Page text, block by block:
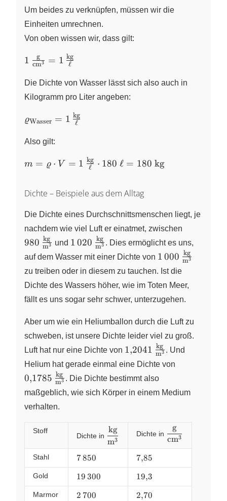
Um beides zu verknüpfen, müssen wir die
Einheiten umrechnen.
Von oben wissen wir, dass gilt:
1\,\frac{\text{g}}
{\text{cm}^3}=1\,\frac{\text{kg}}
{\ell}
1 cm3
g = 1 ℓ
kg
Die Dichte von Wasser lässt sich also auch in
Kilogramm pro Liter angeben:
\varrho_\text{Wasser}=1\,\frac{\text{kg}}
ϱWasser = 1 ℓ
kg
Also gilt:
m=\varrho \cdot V
{\ell} \cdot
180~\ell =
180~\text{kg}
m = ϱ ⋅ V = 1 ℓ
kg ⋅ 180 ℓ = 180 kg
Dichte – Beispiele aus dem Alltag
Die Dichte eines Durchschnittsmenschen liegt, je
nachdem wie viel Luft er einatmet, zwischen
980 m3
kg und 1\,020\,\frac{\pu{kg}}
{\pu{m}^3}
1 020 m3
kg . Dies ermöglicht es uns,
auf dem Wasser mit einer Dichte von
{\text{m}^3}
1 000 m3
kg
zu treiben oder in diesem zu tauchen. Ist die
Dichte des Wassers höher, wie im Toten Meer,
fällt es uns sogar sehr schwer, unterzugehen.
Aber um wie ein Heliumballon durch die Luft zu
schweben, ist unsere Dichte leider viel zu groß.
Luft hat nur eine Dichte von
{\pu{m}^3}
1,2041 m3
kg . Und
Helium hat gerade einmal eine Dichte von
0,1785 m3
kg . Die Dichte bestimmt also
maßgeblich, wie sich Körper in einem Medium
verhalten.
Stoff
Dichte in \dfrac{\text{kg}}
{\text{m}^3}
m3
kg Dichte in
{\text{cm}^3}
cm3
g
Stahl 7\,850
7850 7{,}85
7,85
Gold 19\,300
19 300 19{,}3
19,3
Marmor 2\,700
2 700 2{,}70
2,70